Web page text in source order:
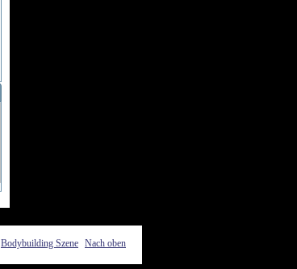
Bodybuilding Szene Nach oben